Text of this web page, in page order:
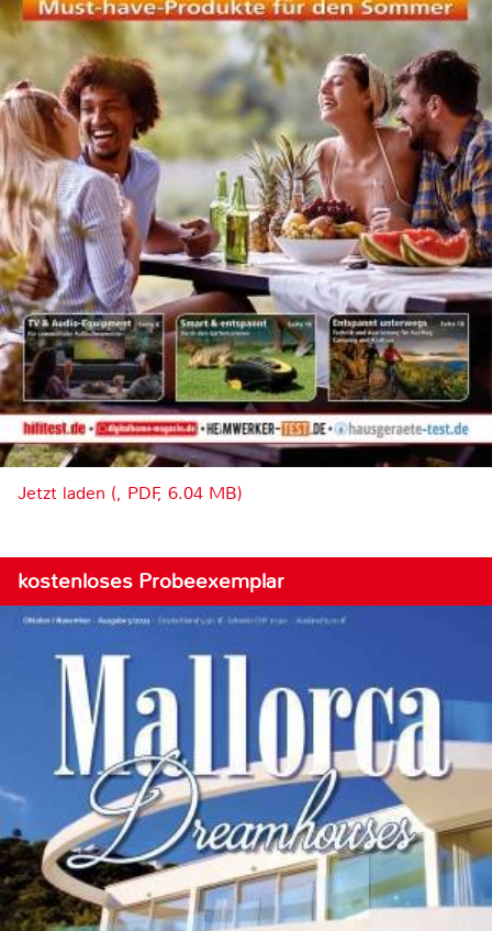
Jetzt laden (, PDF, 6.04 MB)
kostenloses Probeexemplar